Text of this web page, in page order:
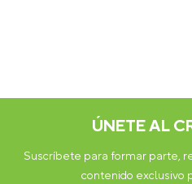
ÚNETE AL
Suscríbete para formar parte,
contenido exclusivo